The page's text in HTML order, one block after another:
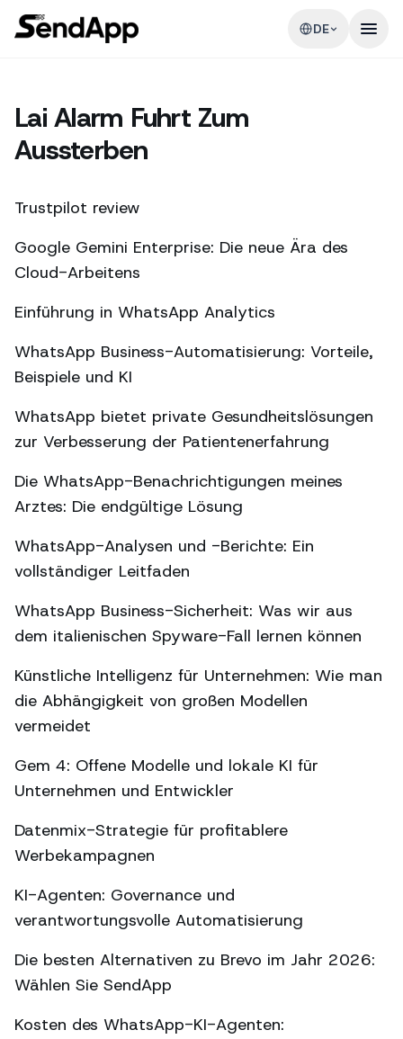
DE
Lai Alarm Fuhrt Zum
Aussterben
Trustpilot review
Google Gemini Enterprise: Die neue Ära des
Cloud-Arbeitens
Einführung in WhatsApp Analytics
WhatsApp Business-Automatisierung: Vorteile,
Beispiele und KI
WhatsApp bietet private Gesundheitslösungen
zur Verbesserung der Patientenerfahrung
Die WhatsApp-Benachrichtigungen meines
Arztes: Die endgültige Lösung
WhatsApp-Analysen und -Berichte: Ein
vollständiger Leitfaden
WhatsApp Business-Sicherheit: Was wir aus
dem italienischen Spyware-Fall lernen können
Künstliche Intelligenz für Unternehmen: Wie man
die Abhängigkeit von großen Modellen
vermeidet
Gem 4: Offene Modelle und lokale KI für
Unternehmen und Entwickler
Datenmix-Strategie für profitablere
Werbekampagnen
KI-Agenten: Governance und
verantwortungsvolle Automatisierung
Die besten Alternativen zu Brevo im Jahr 2026:
Wählen Sie SendApp
Kosten des WhatsApp-KI-Agenten: